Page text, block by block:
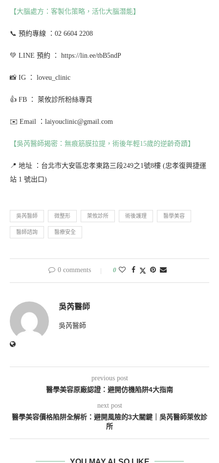
【大腦處方：客製化策略，活化大腦潛能】
📞 預約專線 ：02 6604 2208
💚 LINE 預約 ： https://lin.ee/tbB5ndP
📸 IG ： loveu_clinic
👍 FB ： 萊攸診所粉絲專頁
✉️ Email ：laiyouclinic@gmail.com
【吳芮醫師揭密：無痕筋膜拉提，術後年輕15歲的逆齡奇蹟】
📍 地址 ：台北市大安區忠孝東路三段249之1號8樓 (忠孝復興捷運
站 1 號出口)
吳芮醫師 微整形 萊攸診所 術後護理 醫學美容
醫師諮詢 醫療安全
0 comments 0
吳芮醫師
吳芮醫師
previous post
醫學美容原廠認證：避開仿機陷阱4大指南
next post
醫學美容價格陷阱全解析：避開風險的3大關鍵｜吳芮醫師萊攸診
所